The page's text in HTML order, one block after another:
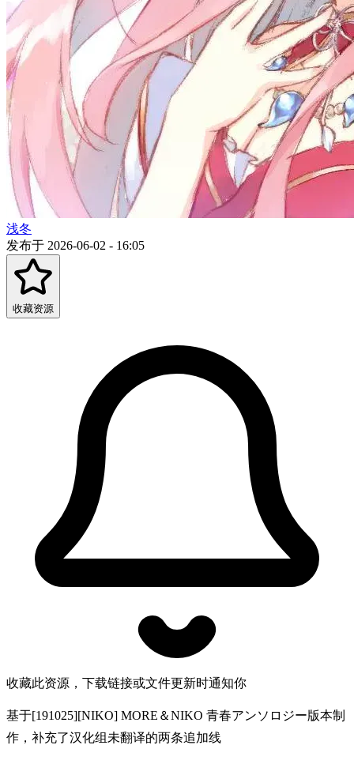
浅冬
发布于 2026-06-02 - 16:05
收藏资源
收藏此资源，下载链接或文件更新时通知你
基于[191025][NIKO] MORE＆NIKO 青春アンソロジー版本制
作，补充了汉化组未翻译的两条追加线